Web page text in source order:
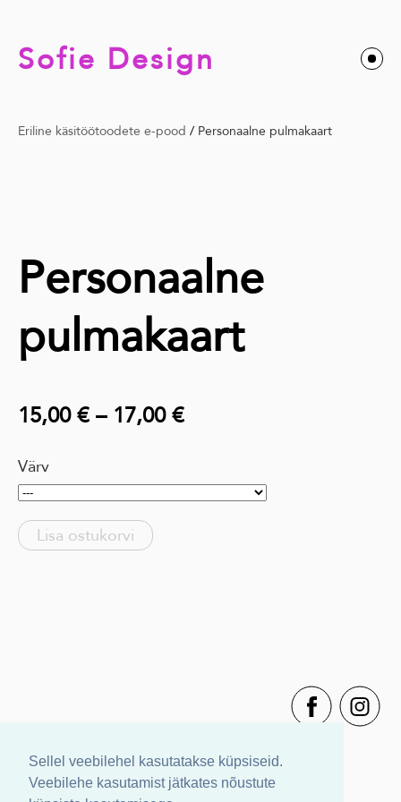
Sellel veebilehel kasutatakse küpsiseid.
Veebilehe kasutamist jätkates nõustute
Sofie Design
Eriline käsitöötoodete e-pood / Personaalne pulmakaart
Personaalne
pulmakaart
15,00 € – 17,00 €
Värv
Lisa ostukorvi